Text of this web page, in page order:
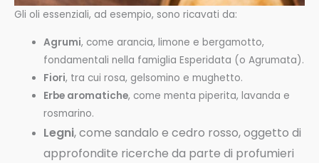
Gli oli essenziali, ad esempio, sono ricavati da:
Agrumi, come arancia, limone e bergamotto,
fondamentali nella famiglia Esperidata (o Agrumata).
Fiori, tra cui rosa, gelsomino e mughetto.
Erbe aromatiche, come menta piperita, lavanda e
rosmarino.
Legni, come sandalo e cedro rosso, oggetto di
approfondite ricerche da parte di profumieri